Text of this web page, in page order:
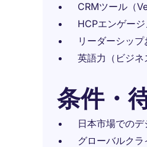
CRMツール（
HCPエンゲー
リーダーシッ
英語力（ビジネ
条件・
日本市場での
グローバルク